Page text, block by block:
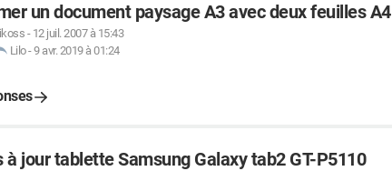
un document paysage A3 avec deux feuilles A4
- 12 juil. 2007 à 15:43
Lilo-9 avr. 2019 à 01:24
à jour tablette Samsung Galaxy tab2 GT-P5110